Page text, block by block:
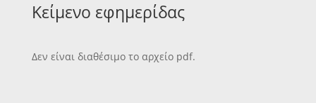
Κείμενο εφημερίδας
Δεν είναι διαθέσιμο το αρχείο pdf.